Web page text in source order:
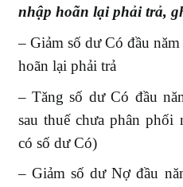
nhập hoãn lại phải trả,
– Giảm số dư Có đầu
hoãn lại phải trả
– Tăng số dư Có đầu
sau thuế chưa phân phối
có số dư Có)
– Giảm số dư Nợ đầu